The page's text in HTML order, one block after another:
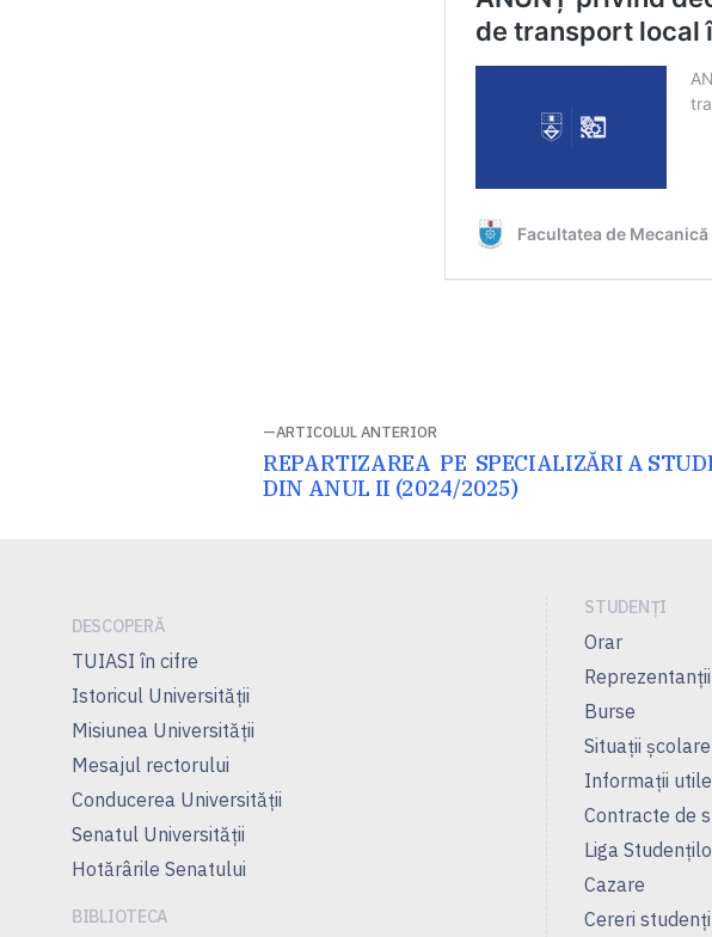
ARTICOLUL ANTERIOR
Articolul
anterior:
REPARTIZAREA PE SPECIALIZĂRI A
DIN ANUL II (2024/2025)
DESCOPERĂ
TUIASI în cifre
Istoricul Universităţii
Misiunea Universităţii
Mesajul rectorului
Conducerea Universităţii
Senatul Universității
Hotărârile Senatului
BIBLIOTECA
STUDENȚI
Orar
Burse
Situații școlare
Informații utile
Contracte de
Liga
Cazare
Cereri studenți